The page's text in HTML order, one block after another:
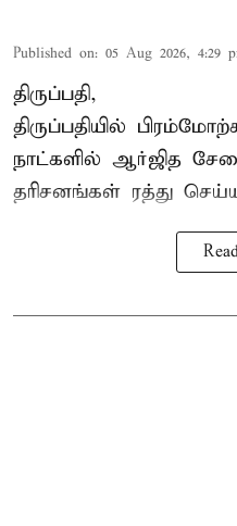
Published on: 05 Aug 2026, 4:29
திருப்பதி,
திருப்பதியில்
நாட்களில் ஆர்ஜித
தரிசனங்கள் ரத்து